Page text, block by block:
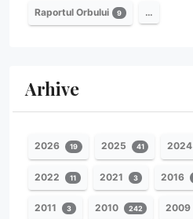
Raportul Orbului 9 …
Arhive
2026 19 2025 41 2024
2022 11 2021 3 2016
2011 3 2010 242 2009